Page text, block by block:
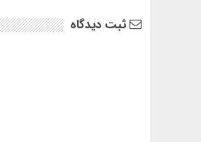
ثبت دیدگاه